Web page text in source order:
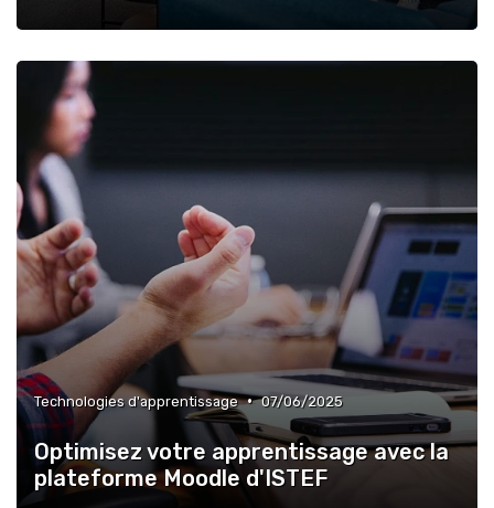
Technologies d'apprentissage • 07/06/2025
Optimisez votre apprentissage avec la
plateforme Moodle d'ISTEF